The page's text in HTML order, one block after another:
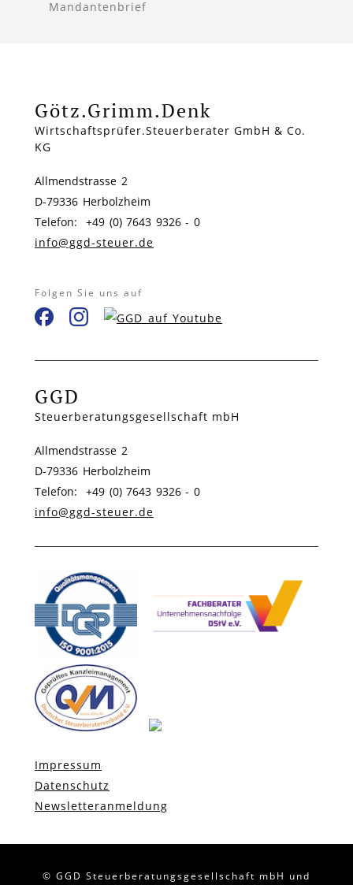
Mandantenbrief
Götz.Grimm.Denk
Wirtschaftsprüfer.Steuerberater GmbH & Co.
KG
Allmendstrasse 2
D-79336 Herbolzheim
Telefon: +49 (0) 7643 9326 - 0
info@ggd-steuer.de
Folgen Sie uns auf
GGD
Steuerberatungsgesellschaft mbH
Allmendstrasse 2
D-79336 Herbolzheim
Telefon: +49 (0) 7643 9326 - 0
info@ggd-steuer.de
Impressum
Datenschutz
Newsletteranmeldung
© GGD Steuerberatungsgesellschaft mbH und